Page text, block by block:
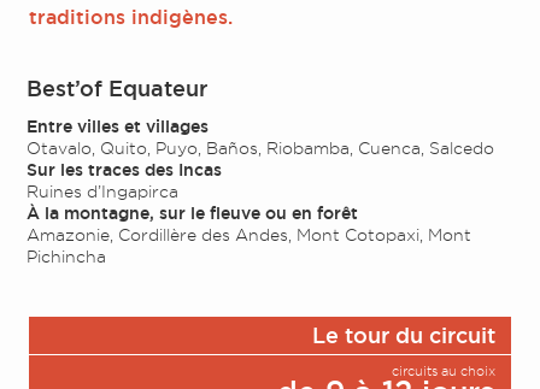
traditions indigènes.
Best’of Equateur
Entre villes et villages
Otavalo, Quito, Puyo, Baños, Riobamba, Cuenca, Salcedo
Sur les traces des Incas
Ruines d’Ingapirca
À la montagne, sur le fleuve ou en forêt
Amazonie, Cordillère des Andes, Mont Cotopaxi, Mont
Pichincha
Le tour du circuit
circuits au choix